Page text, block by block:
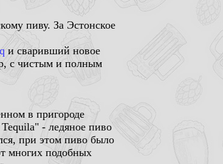
пиву. За Эстонское
и сваривший новое
с чистым и полным
в пригороде
- ледяное пиво
при этом пиво было
многих подобных